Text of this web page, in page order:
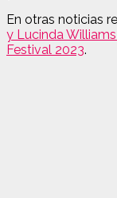
En otras noticias
y Lucinda
Festival 2023.